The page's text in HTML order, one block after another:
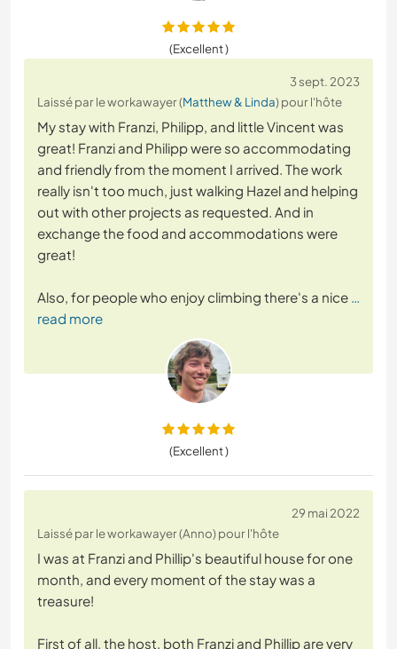
(Excellent )
3 sept. 2023
Laissé par le workawayer (Matthew & Linda) pour l'hôte
My stay with Franzi, Philipp, and little Vincent was
great! Franzi and Philipp were so accommodating
and friendly from the moment I arrived. The work
really isn't too much, just walking Hazel and helping
out with other projects as requested. And in
exchange the food and accommodations were
great!
Also, for people who enjoy climbing there's a nice …
read more
(Excellent )
29 mai 2022
Laissé par le workawayer (Anno) pour l'hôte
I was at Franzi and Phillip's beautiful house for one
month, and every moment of the stay was a
treasure!
First of all, the host, both Franzi and Phillip are very